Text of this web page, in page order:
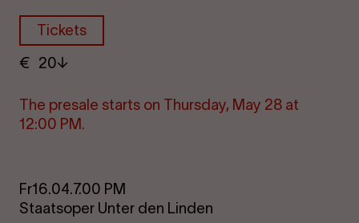
Tickets
€ ​ 20
The pre­s­ale starts on Thursday, May 28 at
12:00 PM.
Fr16.04.7.00 PM
Staatsoper Unter den Linden